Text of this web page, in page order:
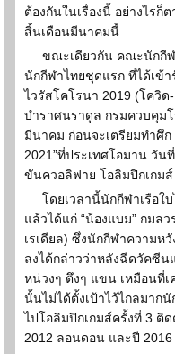
ต้องกันในเรื่องนี้ อย่างไรก็
สิ้นเดือนมีนาคมนี้
ขณะเดียวกัน คณะนักกีฬ
นักกีฬาไทยชุดแรก ที่ได้เข้
ไวรัสโคโรนา 2019 (โควิ
บำราศนราดูล กรมควบคุม
มีนาคม ก่อนจะเตรียมทำศึ
2021”ที่ประเทศโอมาน วัน
ขันควอลิฟาย โอลิมปิกเกม
โดยเวลานี้นักกีฬาเรือใ
แล้วได้แก่ “น้องแบม” กมล
เรเดียล) ซึ่งนักกีฬาความห
ลงได้กล่าวว่าหลังฉีดวัคซี
หน่วงๆ ตึงๆ แขน เหมือนที่
นั้นไม่ได้ตั้งเป้าไว้ไกลมากนั
ไปโอลิมปิกเกมส์ครั้งที่ 3 ติ
2012 ลอนดอน และปี 2016